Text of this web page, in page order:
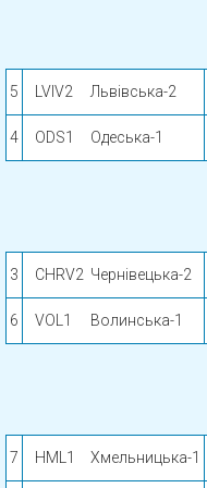
5 LVIV2 Львівська-2
4 ODS1 Одеська-1
3 CHRV2 Чернівецька-2
6 VOL1 Волинська-1
7 HML1 Хмельницька-1